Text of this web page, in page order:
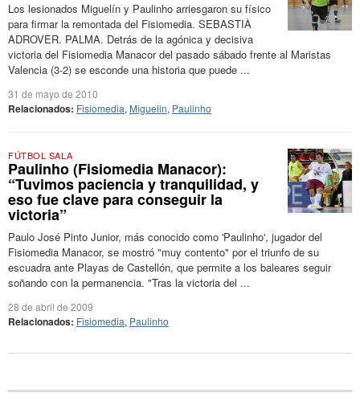
Los lesionados Miguelín y Paulinho arriesgaron su físico
para firmar la remontada del Fisiomedia. SEBASTIÀ
ADROVER. PALMA. Detrás de la agónica y decisiva
victoria del Fisiomedia Manacor del pasado sábado frente al Maristas
Valencia (3-2) se esconde una historia que puede ...
31 de mayo de 2010
Relacionados: Fisiomedia, Miguelin, Paulinho
FÚTBOL SALA
Paulinho (Fisiomedia Manacor):
“Tuvimos paciencia y tranquilidad, y
eso fue clave para conseguir la
victoria”
Paulo José Pinto Junior, más conocido como 'Paulinho', jugador del
Fisiomedia Manacor, se mostró "muy contento" por el triunfo de su
escuadra ante Playas de Castellón, que permite a los baleares seguir
soñando con la permanencia. "Tras la victoria del ...
28 de abril de 2009
Relacionados: Fisiomedia, Paulinho